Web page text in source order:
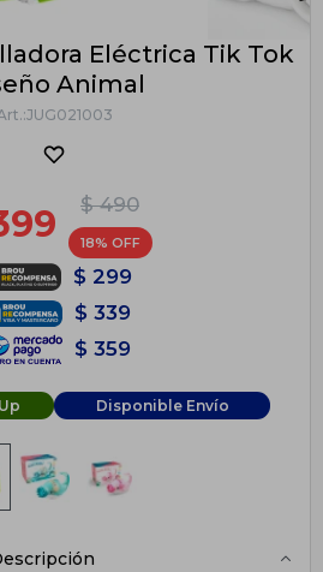
Eléctrica Tik Tok
Animal
JUG021003
$ 490
18
$ 299
$ 339
$ 359
Disponible Envío